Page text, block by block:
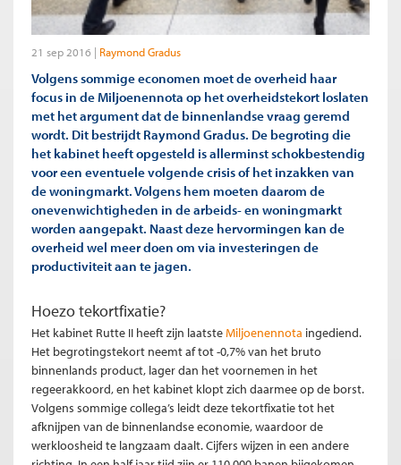
21 sep 2016 Raymond Gradus
Volgens sommige economen moet de overheid haar
focus in de Miljoenennota op het overheidstekort loslaten
met het argument dat de binnenlandse vraag geremd
wordt. Dit bestrijdt Raymond Gradus. De begroting die
het kabinet heeft opgesteld is allerminst schokbestendig
voor een eventuele volgende crisis of het inzakken van
de woningmarkt. Volgens hem moeten daarom de
onevenwichtigheden in de arbeids- en woningmarkt
worden aangepakt. Naast deze hervormingen kan de
overheid wel meer doen om via investeringen de
productiviteit aan te jagen.
Hoezo tekortfixatie?
Het kabinet Rutte II heeft zijn laatsteMiljoenennota ingediend.
Het begrotingstekort neemt af tot -0,7% van het bruto
binnenlands product, lager dan het voornemen in het
regeerakkoord, en het kabinet klopt zich daarmee op de borst.
Volgens sommige collega’s leidt deze tekortfixatie tot het
afknijpen van de binnenlandse economie, waardoor de
werkloosheid te langzaam daalt. Cijfers wijzen in een andere